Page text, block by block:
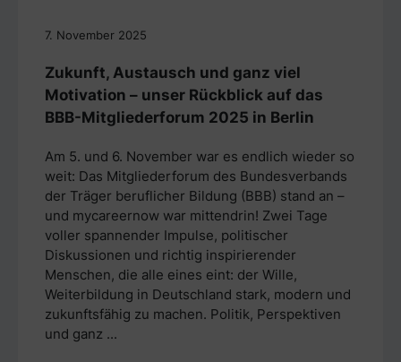
7. November 2025
Zukunft, Austausch und ganz viel
Motivation – unser Rückblick auf das
BBB-Mitgliederforum 2025 in Berlin
Am 5. und 6. November war es endlich wieder so
weit: Das Mitgliederforum des Bundesverbands
der Träger beruflicher Bildung (BBB) stand an –
und mycareernow war mittendrin! Zwei Tage
voller spannender Impulse, politischer
Diskussionen und richtig inspirierender
Menschen, die alle eines eint: der Wille,
Weiterbildung in Deutschland stark, modern und
zukunftsfähig zu machen. Politik, Perspektiven
und ganz ...